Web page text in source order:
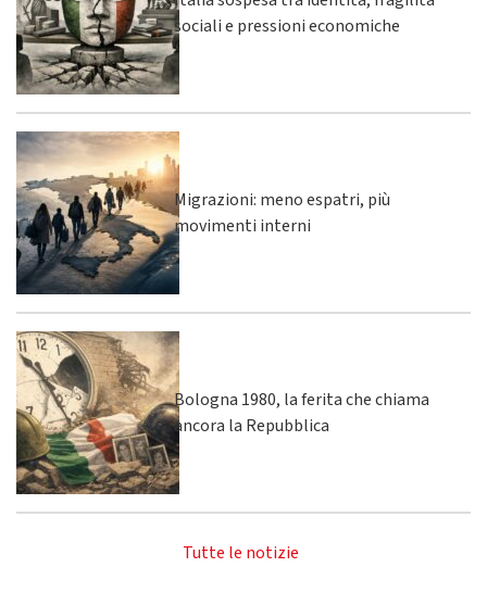
sociali e pressioni economiche
Migrazioni: meno espatri, più
movimenti interni
Bologna 1980, la ferita che chiama
ancora la Repubblica
Tutte le notizie